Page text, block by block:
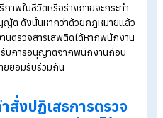
เพิ่มเติม
ดือนอัตโนมัติ
นไลน์
น